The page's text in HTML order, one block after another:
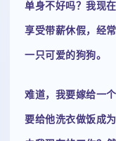
单身不好吗？我现
享受带薪休假，经
一只可爱的狗狗。
难道，我要嫁给一
要给他洗衣做饭成